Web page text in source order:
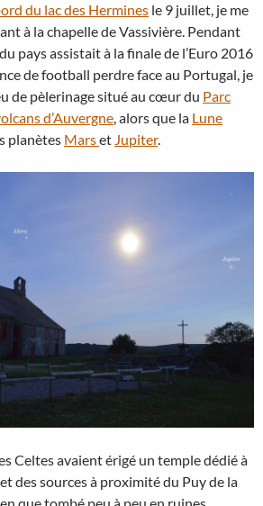
du lac des Hermines le 9 juillet, je me
à la chapelle de Vassivière. Pendant
pays assistait à la finale de l’Euro 2016
de football perdre face au Portugal, je
de pèlerinage situé au cœur du Parc
d’Auvergne, alors que la Lune
planètes Marset Jupiter.
Celtes avaient érigé un temple dédié à
des sources à proximité du Puy de la